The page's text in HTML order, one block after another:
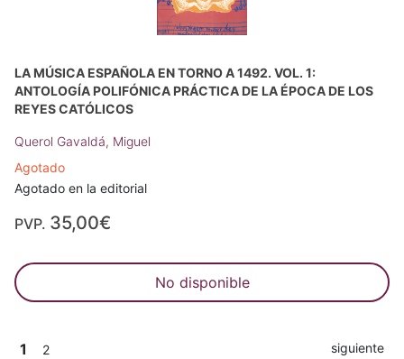
LA MÚSICA ESPAÑOLA EN TORNO A 1492. VOL. 1:
ANTOLOGÍA POLIFÓNICA PRÁCTICA DE LA ÉPOCA DE LOS
REYES CATÓLICOS
Querol Gavaldá, Miguel
Agotado
Agotado en la editorial
PVP. 35,00€
No disponible
1 2 siguiente